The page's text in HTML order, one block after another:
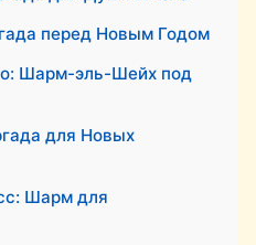
перед Новым Годом
Шарм-эль-Шейх под
для Новых
Шарм для